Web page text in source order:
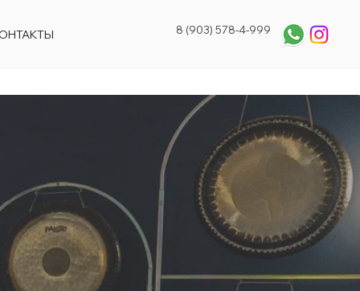
8 (903) 578-4-999